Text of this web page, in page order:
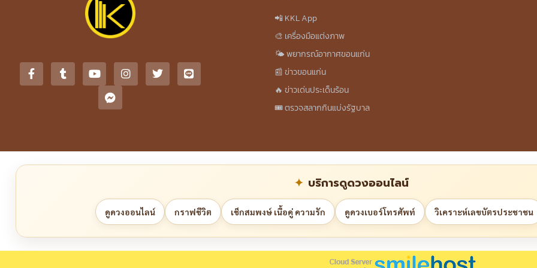
📲 KKL App
🎨 เครื่องมือแต่งภาพ
🌤️ พยากรณ์อากาศขอนแก่น
📰 ข่าวขอนแก่น
🔥 ข่าวเด่นประเด็นร้อน
🎟️ ตรวจสลากกินแบ่งรัฐบาล
บริการดูดวงออนไลน์
ดูดวงออนไลน์ กราฟชีวิต เช็กสมพงษ์ เนื้อคู่ ความรัก ดูดวงเบอร์โทรศัพท์ วิเคราะห์เลขบัตรประชาชน